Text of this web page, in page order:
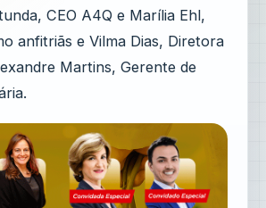
CEO A4Q e Marília Ehl,
anfitriãs e Vilma Dias, Diretora
Martins, Gerente de